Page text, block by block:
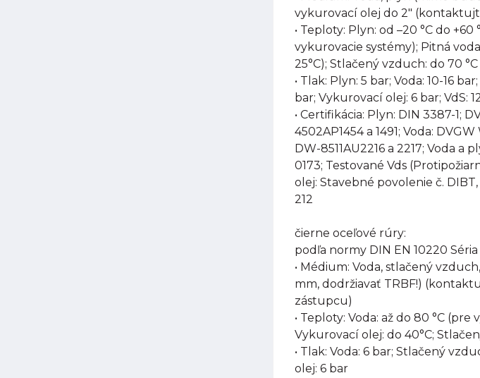
vykurovací olej do 2"
• Teploty: Plyn: od –20 °C do +60
vykurovacie systémy); Pitná
25°C); Stlačený vzduch: do 70 °C
• Tlak: Plyn: 5 bar; Voda: 10-16
bar; Vykurovací olej: 6 bar; VdS:
• Certifikácia: Plyn: DIN 3387-1;
4502AP1454 a 1491; Voda:
DW-8511AU2216 a 2217; Voda a
0173; Testované Vds
olej: Stavebné povolenie č.
212
čierne oceľové rúry:
podľa normy DIN EN 10220 Séria
• Médium: Voda, stlačený
mm, dodržiavať TRBF!)
zástupcu)
• Teploty: Voda: až do 80 °C
Vykurovací olej: do 40°C;
• Tlak: Voda: 6 bar; Stlačený
olej: 6 bar